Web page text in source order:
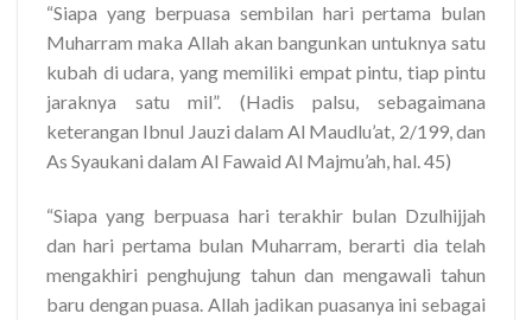
“Siapa yang berpuasa sembilan hari pertama bulan
Muharram maka Allah akan bangunkan untuknya satu
kubah di udara, yang memiliki empat pintu, tiap pintu
jaraknya satu mil”. (Hadis palsu, sebagaimana
keterangan Ibnul Jauzi dalam Al Maudlu’at, 2/199, dan
As Syaukani dalam Al Fawaid Al Majmu’ah, hal. 45)
“Siapa yang berpuasa hari terakhir bulan Dzulhijjah
dan hari pertama bulan Muharram, berarti dia telah
mengakhiri penghujung tahun dan mengawali tahun
baru dengan puasa. Allah jadikan puasanya ini sebagai